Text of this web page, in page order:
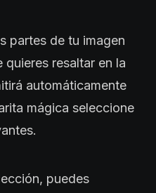
partes de tu imagen
resaltar en la
automáticamente
mágica seleccione
puedes